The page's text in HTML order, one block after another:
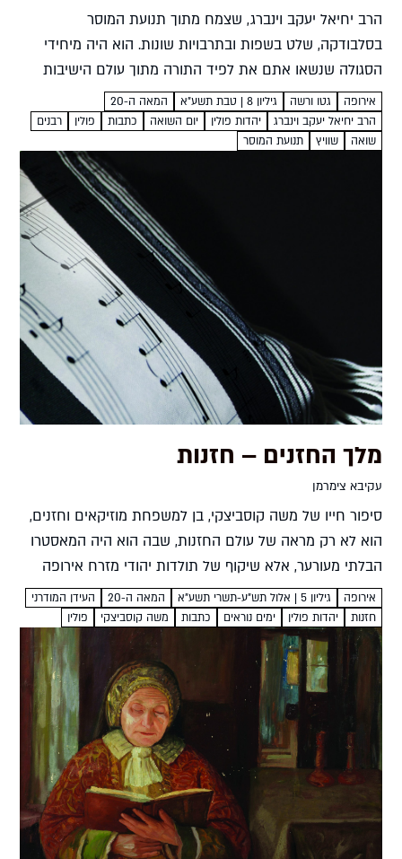
הרב יחיאל יעקב וינברג, שצמח מתוך תנועת המוסר
בסלבודקה, שלט בשפות ובתרבויות שונות. הוא היה מיחידי
הסגולה שנשאו אתם את לפיד התורה מתוך עולם הישיבות
הישן, דרך התופת של שנות השואה, והעמידו לאורם דור
חדש...
אירופה גטו ורשה גיליון 8 | טבת תשע"א
המאה ה-20
הרב יחיאל יעקב וינברג
יהדות פולין יום השואה כתבות פולין
רבנים
שואה
שוויץ תנועת המוסר
מלך החזנים – חזנות
עקיבא צימרמן
סיפור חייו של משה קוסביצקי, בן למשפחת מוזיקאים וחזנים,
הוא לא רק מראה של עולם החזנות, שבה הוא היה המאסטרו
הבלתי מעורער, אלא שיקוף של תולדות יהודי מזרח אירופה
במאה העשרים. מסמורגון ועד ניו יורק,...
אירופה גיליון 5 | אלול תש"ע-תשרי תשע"א המאה ה-20
העידן המודרני
חזנות
יהדות פולין ימים נוראים כתבות משה קוסביצקי פולין